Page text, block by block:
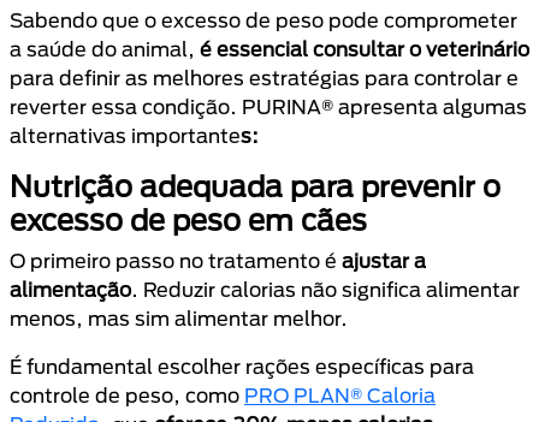
Sabendo que o excesso de peso pode comprometer
a saúde do animal, é essencial consultar o veterinário
para definir as melhores estratégias para controlar e
reverter essa condição. PURINA® apresenta algumas
alternativas importantes:
Nutrição adequada para prevenir o
excesso de peso em cães
O primeiro passo no tratamento é ajustar a
alimentação. Reduzir calorias não significa alimentar
menos, mas sim alimentar melhor.
É fundamental escolher rações específicas para
controle de peso, como PRO PLAN® Caloria